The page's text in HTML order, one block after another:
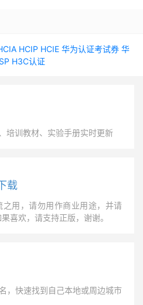
HCIP HCIE 华为认证考试券 华
H3C认证
培训教材、实验手册实时更新
载
用，请勿用作商业用途，并请
喜欢，请支持正版，谢谢。
，快速找到自己本地或周边城市